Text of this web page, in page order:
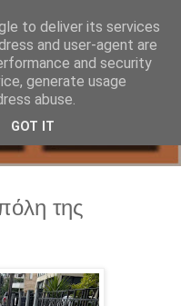
της
to deliver its services
and user-agent are
and security
generate usage
abuse.
GOT IT